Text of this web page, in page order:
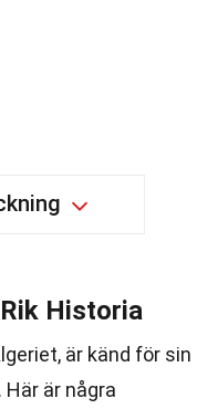
Historia
är känd för sin
är några